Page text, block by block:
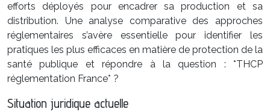
efforts déployés pour encadrer sa production et sa
distribution. Une analyse comparative des approches
réglementaires s’avère essentielle pour identifier les
pratiques les plus efficaces en matière de protection de la
santé publique et répondre à la question : *THCP
réglementation France* ?
Situation juridique actuelle